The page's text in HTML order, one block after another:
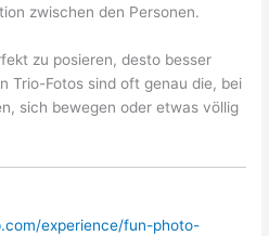
zwischen den Personen.
zu posieren, desto besser
Trio-Fotos sind oft genau die, bei
sich bewegen oder etwas völlig
experience/fun-photo-